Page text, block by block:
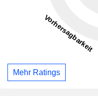
Mehr Ratings